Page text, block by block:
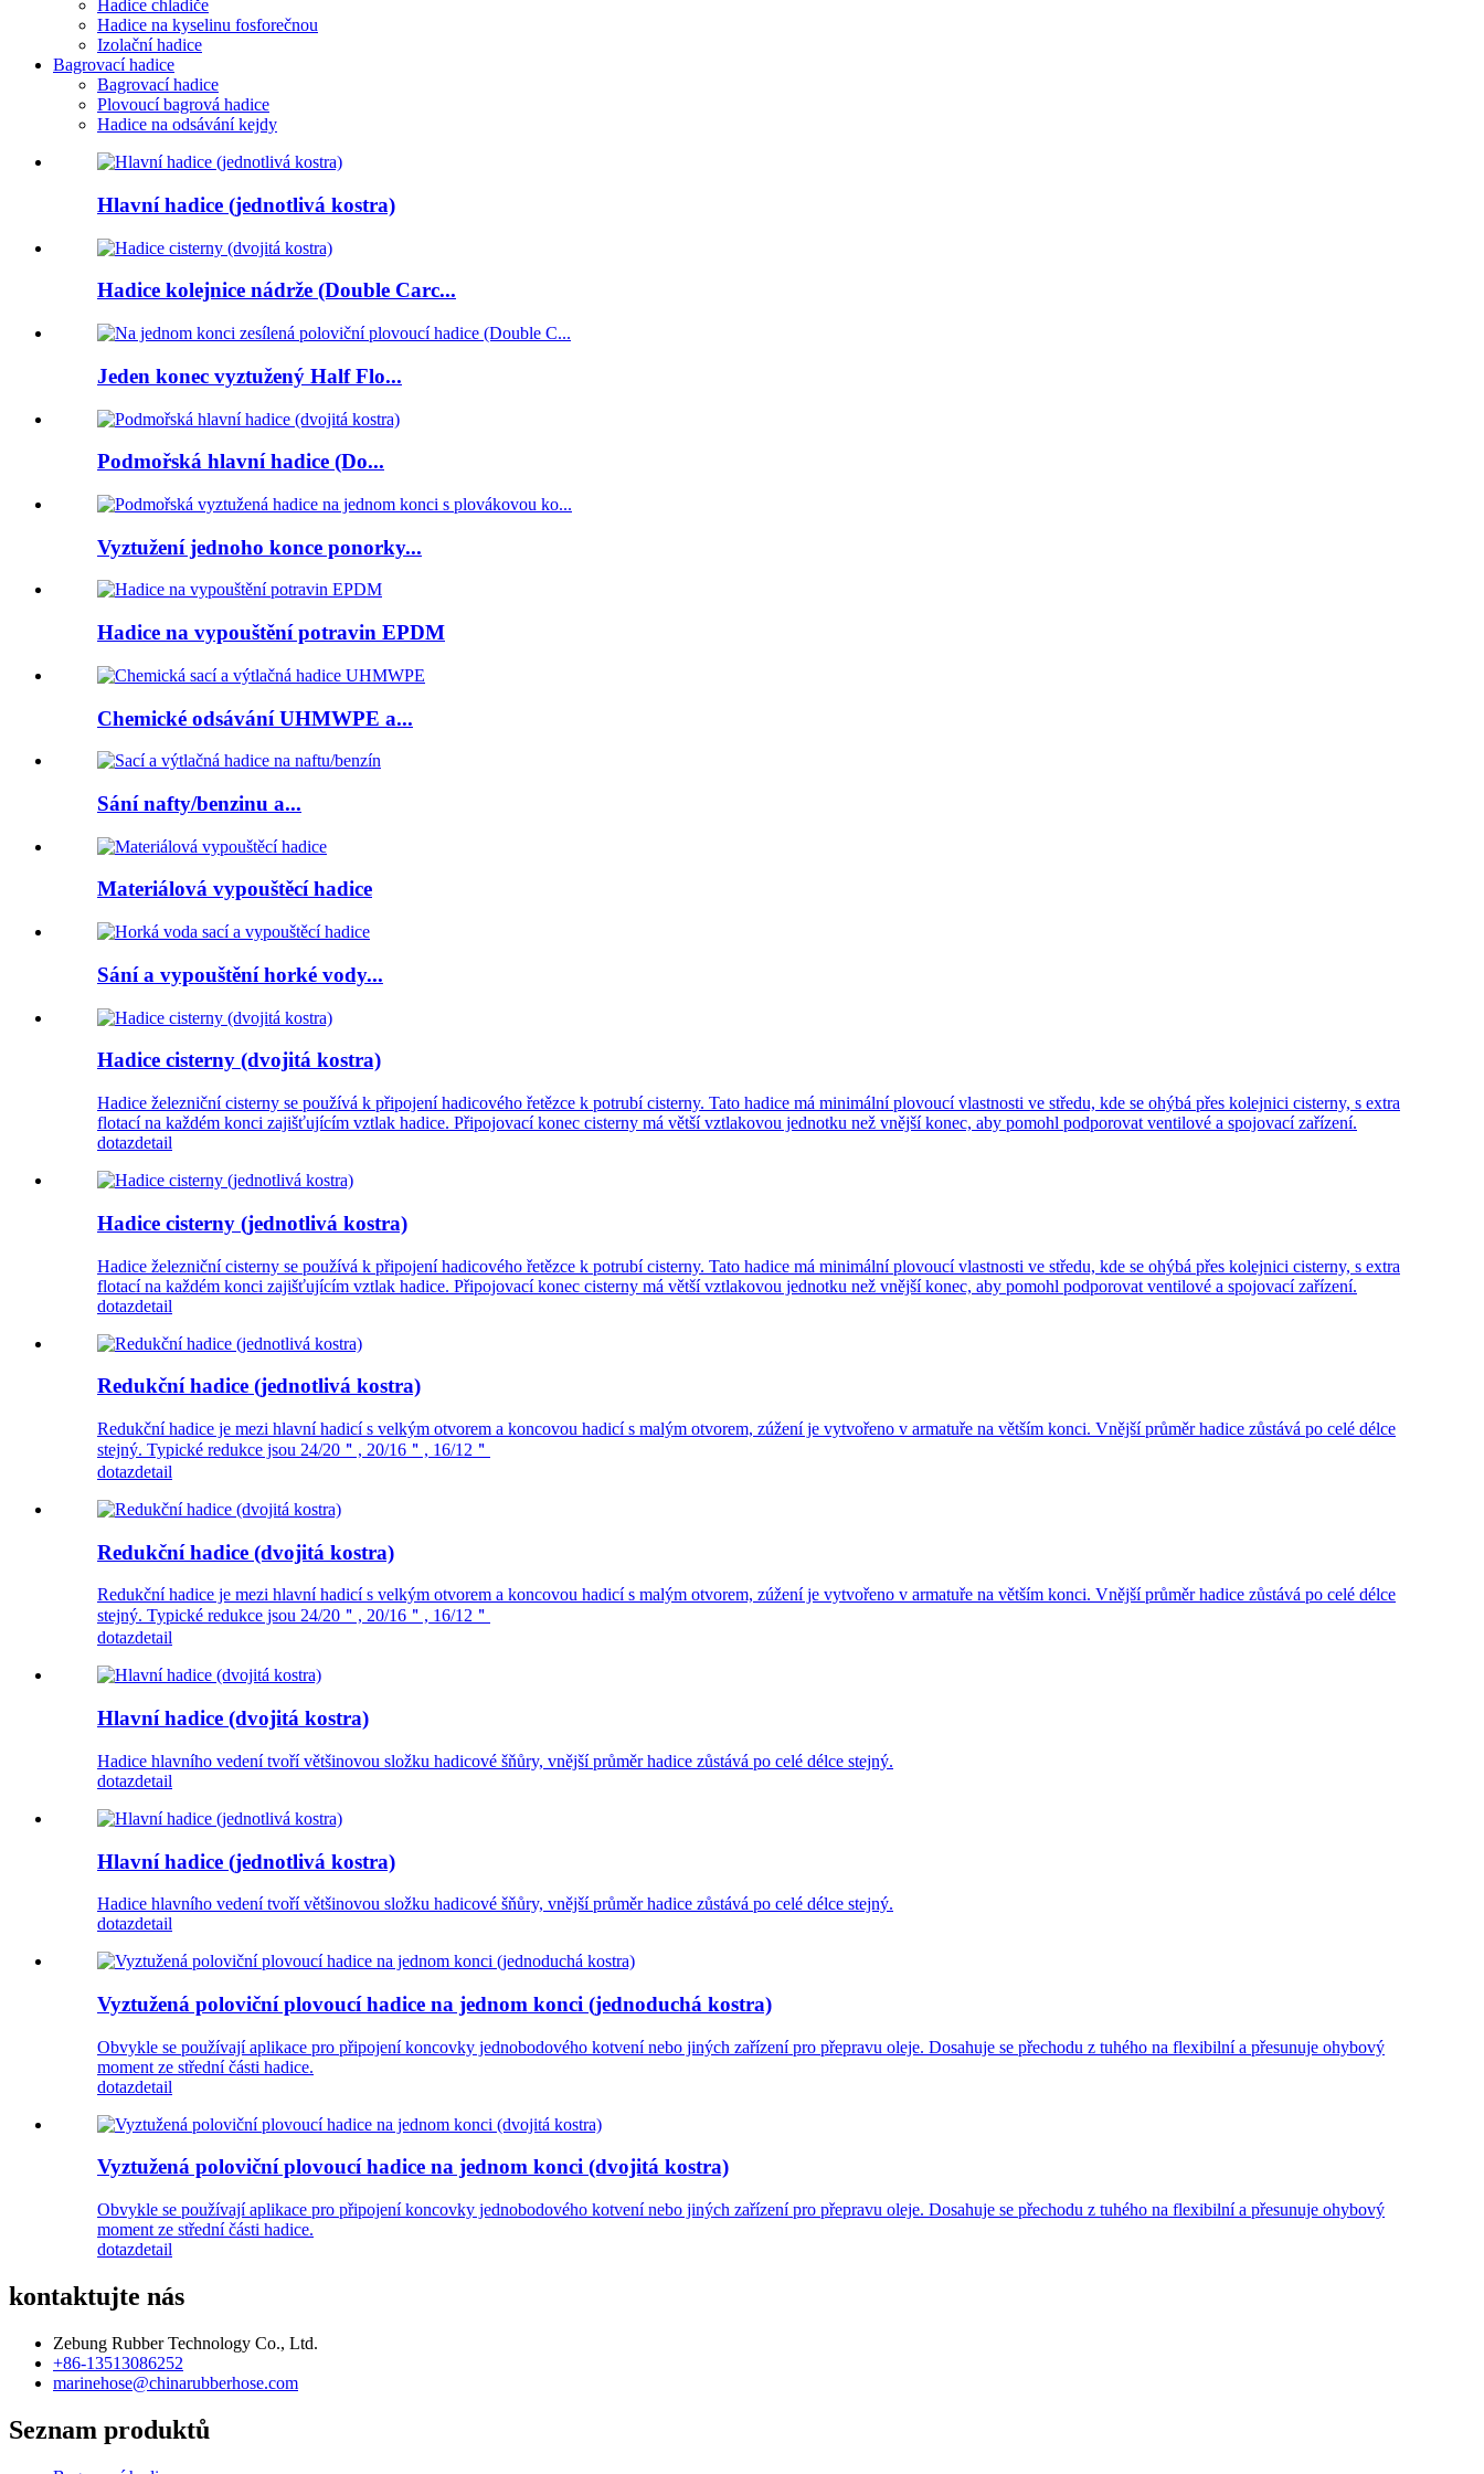
Hadice chladiče
Hadice na kyselinu fosforečnou
Izolační hadice
Bagrovací hadice
Bagrovací hadice
Plovoucí bagrová hadice
Hadice na odsávání kejdy
Hlavní hadice (jednotlivá kostra)
Hadice kolejnice nádrže (Double Carc...
Jeden konec vyztužený Half Flo...
Podmořská hlavní hadice (Do...
Vyztužení jednoho konce ponorky...
Hadice na vypouštění potravin EPDM
Chemické odsávání UHMWPE a...
Sání nafty/benzinu a...
Materiálová vypouštěcí hadice
Sání a vypouštění horké vody...
Hadice cisterny (dvojitá kostra)
Hadice železniční cisterny se používá k připojení hadicového řetězce k potrubí cisterny. Tato hadice má minimální plovoucí vlastnosti ve středu, kde se ohýbá přes kolejnici cisterny, s extra
flotací na každém konci zajišťujícím vztlak hadice. Připojovací konec cisterny má větší vztlakovou jednotku než vnější konec, aby pomohl podporovat ventilové a spojovací zařízení.
dotazdetail
Hadice cisterny (jednotlivá kostra)
Hadice železniční cisterny se používá k připojení hadicového řetězce k potrubí cisterny. Tato hadice má minimální plovoucí vlastnosti ve středu, kde se ohýbá přes kolejnici cisterny, s extra
flotací na každém konci zajišťujícím vztlak hadice. Připojovací konec cisterny má větší vztlakovou jednotku než vnější konec, aby pomohl podporovat ventilové a spojovací zařízení.
dotazdetail
Redukční hadice (jednotlivá kostra)
Redukční hadice je mezi hlavní hadicí s velkým otvorem a koncovou hadicí s malým otvorem, zúžení je vytvořeno v armatuře na větším konci. Vnější průměr hadice zůstává po celé délce
stejný. Typické redukce jsou 24/20＂, 20/16＂, 16/12＂
dotazdetail
Redukční hadice (dvojitá kostra)
Redukční hadice je mezi hlavní hadicí s velkým otvorem a koncovou hadicí s malým otvorem, zúžení je vytvořeno v armatuře na větším konci. Vnější průměr hadice zůstává po celé délce
stejný. Typické redukce jsou 24/20＂, 20/16＂, 16/12＂
dotazdetail
Hlavní hadice (dvojitá kostra)
Hadice hlavního vedení tvoří většinovou složku hadicové šňůry, vnější průměr hadice zůstává po celé délce stejný.
dotazdetail
Hlavní hadice (jednotlivá kostra)
Hadice hlavního vedení tvoří většinovou složku hadicové šňůry, vnější průměr hadice zůstává po celé délce stejný.
dotazdetail
Vyztužená poloviční plovoucí hadice na jednom konci (jednoduchá kostra)
Obvykle se používají aplikace pro připojení koncovky jednobodového kotvení nebo jiných zařízení pro přepravu oleje. Dosahuje se přechodu z tuhého na flexibilní a přesunuje ohybový
moment ze střední části hadice.
dotazdetail
Vyztužená poloviční plovoucí hadice na jednom konci (dvojitá kostra)
Obvykle se používají aplikace pro připojení koncovky jednobodového kotvení nebo jiných zařízení pro přepravu oleje. Dosahuje se přechodu z tuhého na flexibilní a přesunuje ohybový
moment ze střední části hadice.
dotazdetail
kontaktujte nás
Zebung Rubber Technology Co., Ltd.
+86-13513086252
marinehose@chinarubberhose.com
Seznam produktů